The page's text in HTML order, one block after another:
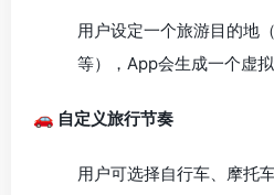
用户设定一个旅游目的地
等），App会生成一个虚
🚗 自定义旅行节奏
用户可选择自行车、摩托